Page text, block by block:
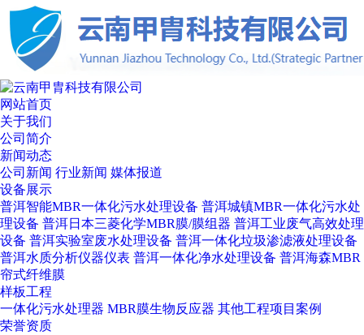
网站首页
关于我们
公司简介
新闻动态
公司新闻 行业新闻 媒体报道
设备展示
普洱智能MBR一体化污水处理设备 普洱城镇MBR一体化污水处
理设备 普洱日本三菱化学MBR膜/膜组器 普洱工业废气高效处理
设备 普洱实验室废水处理设备 普洱一体化垃圾渗滤液处理设备
普洱水质分析仪器仪表 普洱一体化净水处理设备 普洱海森MBR
帘式纤维膜
样板工程
一体化污水处理器 MBR膜生物反应器 其他工程项目案例
荣誉资质